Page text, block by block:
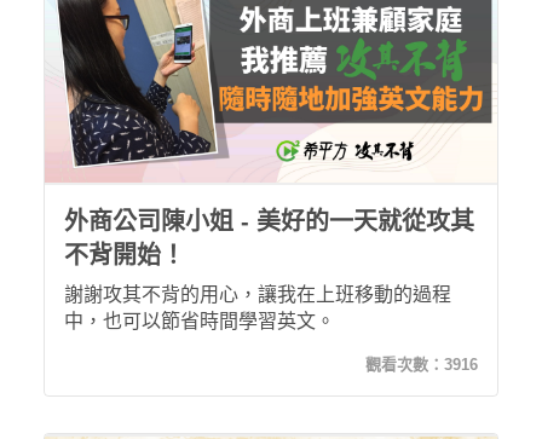
外商公司陳小姐 - 美好的一天就從攻其
不背開始！
謝謝攻其不背的用心，讓我在上班移動的過程
中，也可以節省時間學習英文。
觀看次數： 3916